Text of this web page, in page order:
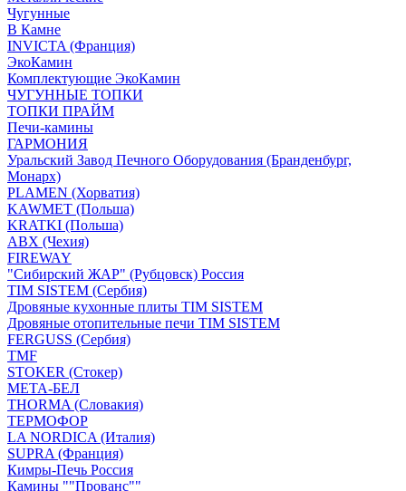
Чугунные
В Камне
INVICTA (Франция)
ЭкоКамин
Комплектующие ЭкоКамин
ЧУГУННЫЕ ТОПКИ
ТОПКИ ПРАЙМ
Печи-камины
ГАРМОНИЯ
Уральский Завод Печного Оборудования (Бранденбург,
Монарх)
PLAMEN (Хорватия)
KAWMET (Польша)
KRATKI (Польша)
ABX (Чехия)
FIREWAY
"Сибирский ЖАР" (Рубцовск) Россия
TIM SISTEM (Сербия)
Дровяные кухонные плиты TIM SISTEM
Дровяные отопительные печи TIM SISTEM
FERGUSS (Сербия)
TMF
STOKER (Стокер)
МЕТА-БЕЛ
THORMA (Словакия)
ТЕРМОФОР
LA NORDICA (Италия)
SUPRA (Франция)
Кимры-Печь Россия
Камины ""Прованс""